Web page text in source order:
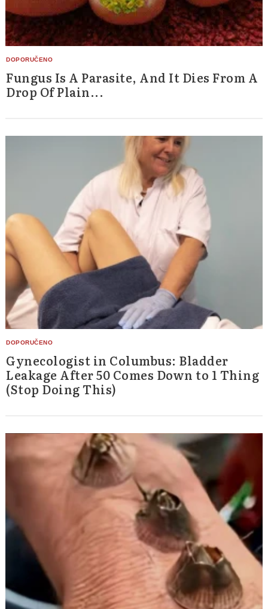
Fungus Is A Parasite, And It Dies From A
Drop Of Plain...
Gynecologist in Columbus: Bladder
Leakage After 50 Comes Down to 1 Thing
(Stop Doing This)
Search
for: